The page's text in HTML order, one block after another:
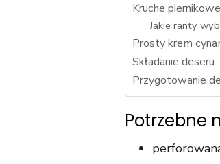
Kruche
Jakie ranty
Prosty krem
Składanie deseru
Przygotowanie
Potrzebne